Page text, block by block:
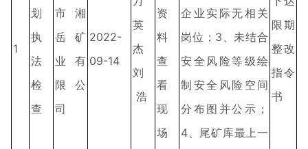
1
划
执
法
检
查
市湘
岳矿
业有
限公
司
2022-
09-14
英
杰
刘
浩
资
料
查
看
现
场
企业实际无相关
岗位；3、未结合
安全风险等级绘
制安全风险空间
分布图并公示；
4、尾矿库最上一
限期
整改
指令
书